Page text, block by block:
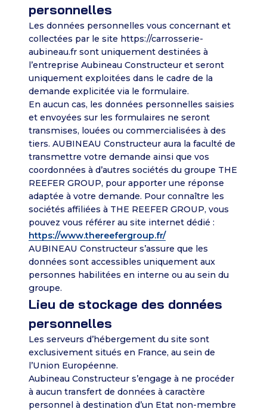
personnelles
Les données personnelles vous concernant et
collectées par le site https://carrosserie-
aubineau.fr sont uniquement destinées à
l’entreprise Aubineau Constructeur et seront
uniquement exploitées dans le cadre de la
demande explicitée via le formulaire.
En aucun cas, les données personnelles saisies
et envoyées sur les formulaires ne seront
transmises, louées ou commercialisées à des
tiers. AUBINEAU Constructeur aura la faculté de
transmettre votre demande ainsi que vos
coordonnées à d’autres sociétés du groupe THE
REEFER GROUP, pour apporter une réponse
adaptée à votre demande. Pour connaître les
sociétés affiliées à THE REEFER GROUP, vous
pouvez vous référer au site internet dédié :
https://www.thereefergroup.fr/
AUBINEAU Constructeur s’assure que les
données sont accessibles uniquement aux
personnes habilitées en interne ou au sein du
groupe.
Lieu de stockage des données
personnelles
Les serveurs d’hébergement du site sont
exclusivement situés en France, au sein de
l’Union Européenne.
Aubineau Constructeur s’engage à ne procéder
à aucun transfert de données à caractère
personnel à destination d’un Etat non-membre